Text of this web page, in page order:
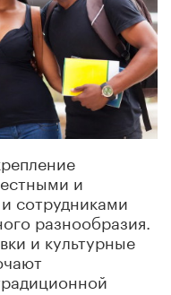
и
сотрудниками
разнообразия.
и культурные